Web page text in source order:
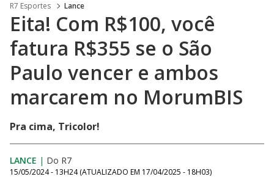
R7 Esportes Lance
Eita! Com R$100, você
fatura R$355 se o São
Paulo vencer e ambos
marcarem no MorumBIS
Pra cima, Tricolor!
LANCE | Do R7
15/05/2024 - 13H24 (ATUALIZADO EM 17/04/2025 - 18H03)